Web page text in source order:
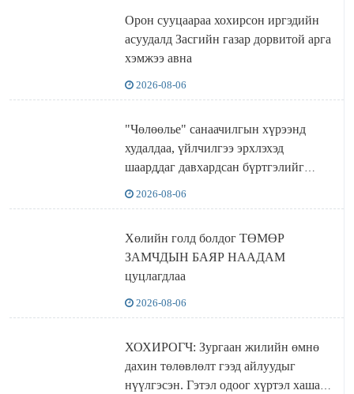
Орон сууцаараа хохирсон иргэдийн
асуудалд Засгийн газар дорвитой арга
хэмжээ авна
2026-08-06
"Чөлөөлье" санаачилгын хүрээнд
худалдаа, үйлчилгээ эрхлэхэд
шаарддаг давхардсан бүртгэлийг
2026-08-06
Хөлийн голд болдог ТӨМӨР
ЗАМЧДЫН БАЯР НААДАМ
цуцлагдлаа
2026-08-06
ХОХИРОГЧ: Зургаан жилийн өмнө
дахин төлөвлөлт гээд айлуудыг
нүүлгэсэн. Гэтэл одоог хүртэл хашаа